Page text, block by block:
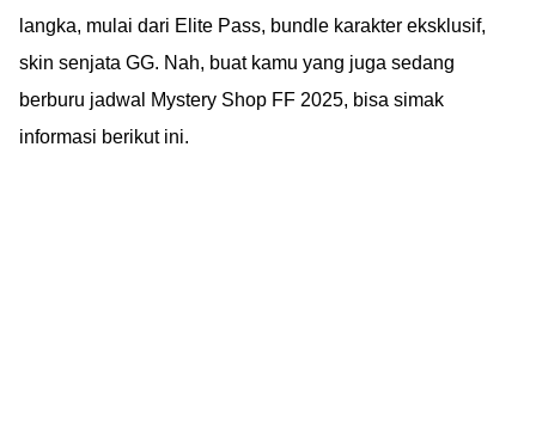
langka, mulai dari Elite Pass, bundle karakter eksklusif,
skin senjata GG. Nah, buat kamu yang juga sedang
berburu jadwal Mystery Shop FF 2025, bisa simak
informasi berikut ini.